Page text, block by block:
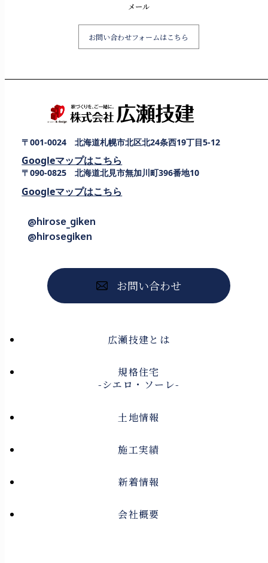
メール
お問い合わせフォームはこちら
〒001-0024 北海道札幌市北区北24条西19丁目5-12
Googleマップはこちら
〒090-0825 北海道北見市無加川町396番地10
Googleマップはこちら
@hirose_giken
@hirosegiken
お問い合わせ
広瀬技建とは
規格住宅
-シエロ・ソーレ-
土地情報
施工実績
新着情報
会社概要